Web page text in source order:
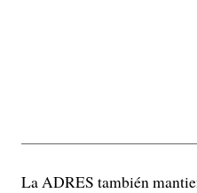
La ADRES también